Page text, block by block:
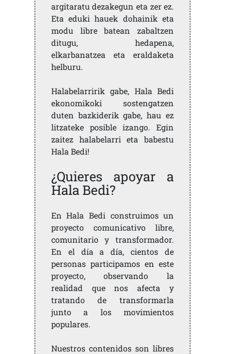
argitaratu dezakegun eta zer ez.
Eta eduki hauek dohainik eta
modu libre batean zabaltzen
ditugu, hedapena,
elkarbanatzea eta eraldaketa
helburu.
Halabelarririk gabe, Hala Bedi
ekonomikoki sostengatzen
duten bazkiderik gabe, hau ez
litzateke posible izango. Egin
zaitez halabelarri eta babestu
Hala Bedi!
¿Quieres apoyar a
Hala Bedi?
En Hala Bedi construimos un
proyecto comunicativo libre,
comunitario y transformador.
En el día a día, cientos de
personas participamos en este
proyecto, observando la
realidad que nos afecta y
tratando de transformarla
junto a los movimientos
populares.
Nuestros contenidos son libres